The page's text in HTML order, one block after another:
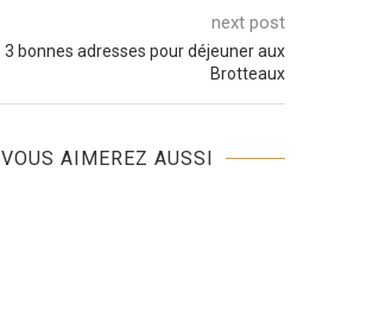
next post
3 bonnes adresses pour déjeuner aux
Brotteaux
VOUS AIMEREZ AUSSI